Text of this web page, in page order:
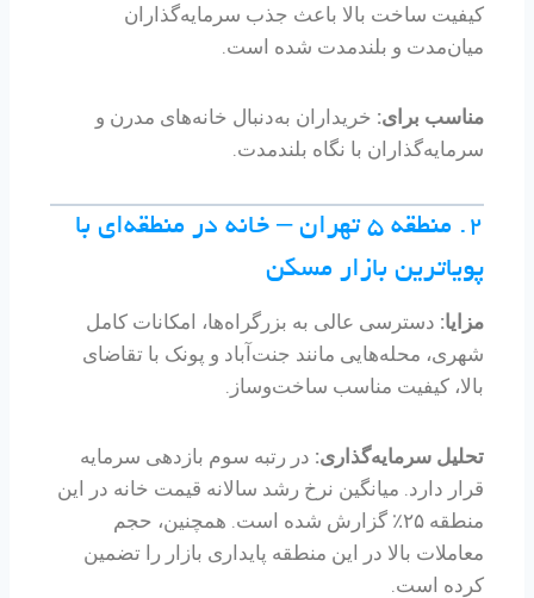
کیفیت ساخت بالا باعث جذب سرمایه‌گذاران
میان‌مدت و بلندمدت شده است.
مناسب برای: خریداران به‌دنبال خانه‌های مدرن و
سرمایه‌گذاران با نگاه بلندمدت.
۲. منطقه ۵ تهران – خانه در منطقه‌ای با
پویاترین بازار مسکن
مزایا: دسترسی عالی به بزرگراه‌ها، امکانات کامل
شهری، محله‌هایی مانند جنت‌آباد و پونک با تقاضای
بالا، کیفیت مناسب ساخت‌وساز.
تحلیل سرمایه‌گذاری: در رتبه سوم بازدهی سرمایه
قرار دارد. میانگین نرخ رشد سالانه قیمت خانه در این
منطقه ۲۵٪ گزارش شده است. همچنین، حجم
معاملات بالا در این منطقه پایداری بازار را تضمین
کرده است.